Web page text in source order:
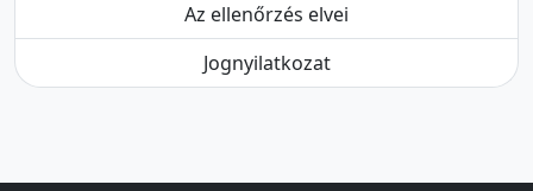
Az ellenőrzés elvei
Jognyilatkozat